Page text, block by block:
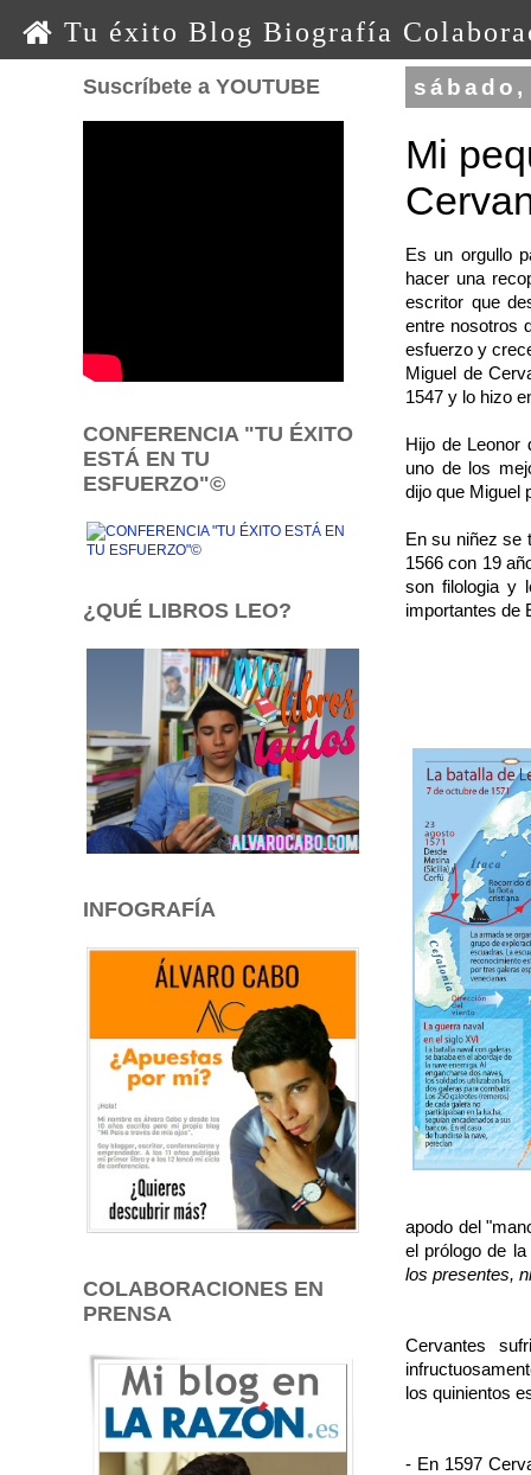
Tu éxito Blog Biografía
0 0 0 o o o
Mi
Es un orgullo
hacer una
escritor que
entre nosotros
esfuerzo y
Miguel de
1547 y lo hizo
Hijo de Leonor
uno de los
dijo que Miguel
En su niñez se
1566 con 19
son filologia y
importantes de
apodo del
el prólogo de
los presentes,
Cervantes
los quinientos
- En 1597
Suscríbete a YOUTUBE
CONFERENCIA "TU ÉXITO
ESTÁ EN TU
ESFUERZO"©
¿QUÉ LIBROS LEO?
INFOGRAFÍA
COLABORACIONES EN
PRENSA